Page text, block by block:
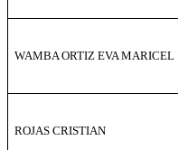
WAMBA ORTIZ EVA MARICEL
ROJAS CRISTIAN